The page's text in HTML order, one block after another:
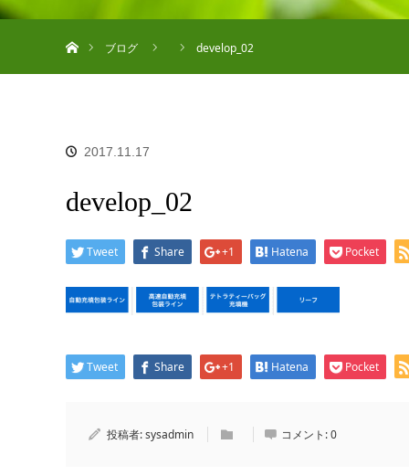
ブログ
develop_02
2017.11.17
develop_02
Tweet Share +1 Hatena Pocket
Tweet Share +1 Hatena Pocket
投稿者:sysadmin コメント:0